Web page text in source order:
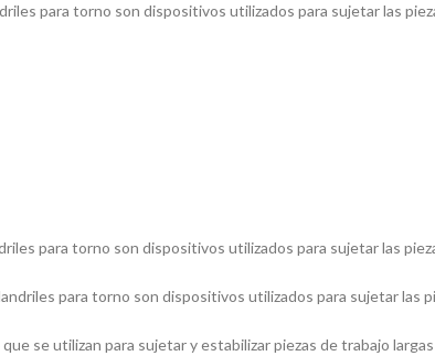
para torno son dispositivos utilizados para sujetar las
para torno son dispositivos utilizados para sujetar las
para torno son dispositivos utilizados para sujetar
se utilizan para sujetar y estabilizar piezas de trabajo